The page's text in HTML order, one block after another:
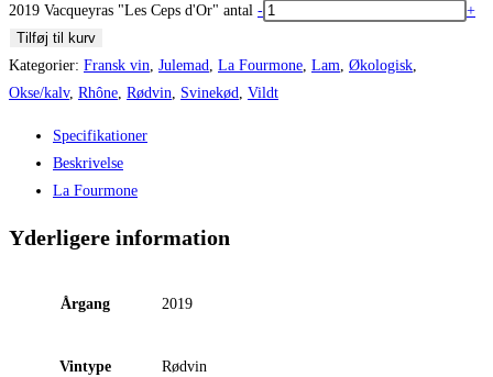
2019 Vacqueyras "Les Ceps d'Or" antal -
+
Tilføj til kurv
Kategorier: Fransk vin Julemad La Fourmone Lam Økologisk
Okse/kalv, Rhône Rødvin Svinekød Vildt
Specifikationer
Beskrivelse
La Fourmone
Yderligere information
Årgang 2019
Vintype Rødvin